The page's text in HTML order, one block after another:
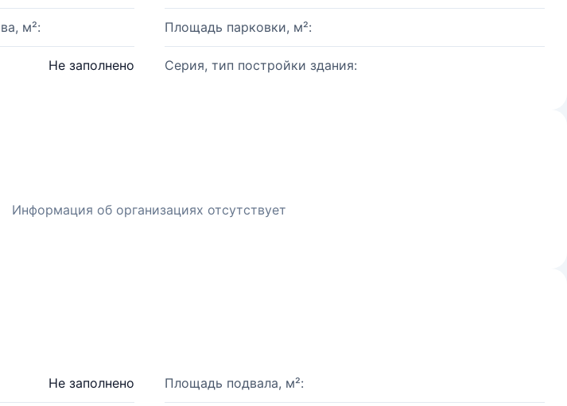
м²: Площадь парковки, м²:
Не заполнено Серия, тип постройки здания:
Информация об организациях отсутствует
Не заполнено Площадь подвала, м²: